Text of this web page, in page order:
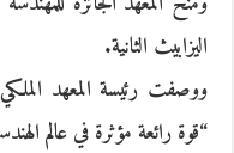
اليزابيث الثانية.
ووصفت رئيسة المعهد
“قوة رائعة مؤثرة في عالم